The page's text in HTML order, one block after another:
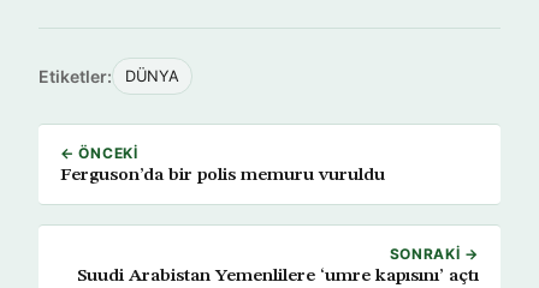
Etiketler: DÜNYA
← ÖNCEKI
Ferguson’da bir polis memuru vuruldu
SONRAKI →
Suudi Arabistan Yemenlilere ‘umre kapısını’ açtı